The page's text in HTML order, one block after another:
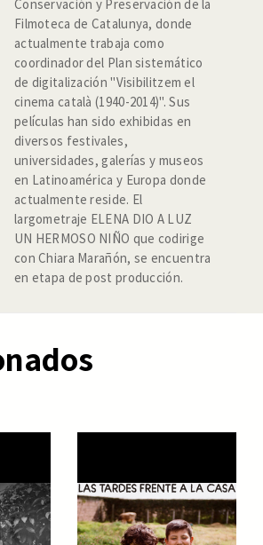
Conservación y Preservación de la
Filmoteca de Catalunya, donde
actualmente trabaja como
coordinador del Plan sistemático
de digitalización "Visibilitzem el
cinema català (1940-2014)". Sus
películas han sido exhibidas en
diversos festivales,
universidades, galerías y museos
en Latinoamérica y Europa donde
actualmente reside. El
largometraje ELENA DIO A LUZ
UN HERMOSO NIÑO que codirige
con Chiara Marañón, se encuentra
en etapa de post producción.